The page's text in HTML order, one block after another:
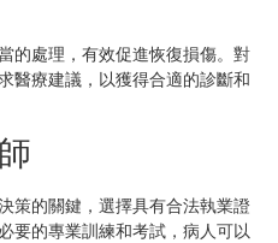
的處理，有效促進恢復損傷。對
醫療建議，以獲得合適的診斷和
策的關鍵，選擇具有合法執業證
要的專業訓練和考試，病人可以